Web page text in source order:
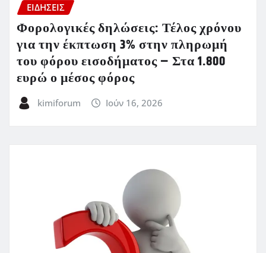
ΕΙΔΗΣΕΙΣ
Φορολογικές δηλώσεις: Τέλος χρόνου
για την έκπτωση 3% στην πληρωμή
του φόρου εισοδήματος – Στα 1.800
ευρώ ο μέσος φόρος
kimiforum Ιούν 16, 2026